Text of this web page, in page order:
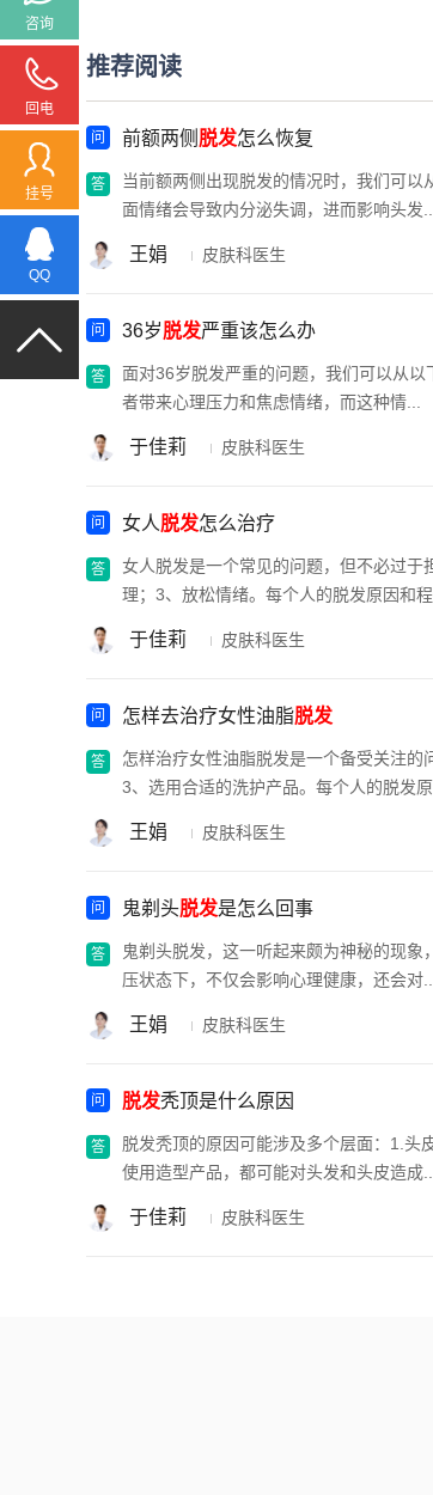
推荐阅读
前额两侧 脱发怎么恢复
当前额两侧出现脱发的情况时，我们可
面情绪会导致内分泌失调，进而影响头发...
王娟 皮肤科医生
36岁脱发严重该怎么办
面对36岁脱发严重的问题，我们可以从
者带来心理压力和焦虑情绪，而这种情...
于佳莉 皮肤科医生
女人脱发怎么治疗
女人脱发是一个常见的问题，但不必过
理；3、放松情绪。每个人的脱发原因和程
于佳莉 皮肤科医生
怎样去治疗女性油脂脱发
怎样治疗女性油脂脱发是一个备受关注的
3、选用合适的洗护产品。每个人的脱发原
王娟 皮肤科医生
鬼剃头脱发是怎么回事
鬼剃头脱发，这一听起来颇为神秘的现
压状态下，不仅会影响心理健康，还会对...
王娟 皮肤科医生
脱发秃顶是什么原因
脱发秃顶的原因可能涉及多个层面：1.头
使用造型产品，都可能对头发和头皮造成...
于佳莉 皮肤科医生
咨询
回电
挂号
QQ